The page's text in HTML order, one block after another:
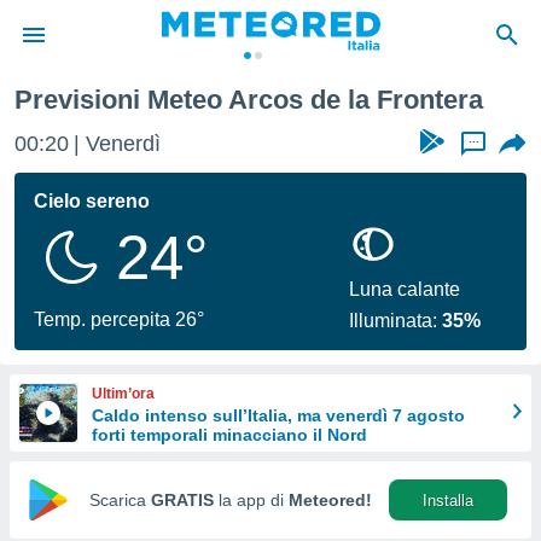
di
per
le
di
Web
Previsioni Meteo Arcos de la Frontera
00:20 Venerdì ...
Cielo sereno
24°
Temp. percepita 26°
Luna calante
Illuminata:35%
Ultim’ora
Caldo intenso sull’Italia, ma venerdì 7 agosto
forti temporali minacciano il Nord
Scarica GRATIS la app di Meteored! Installa